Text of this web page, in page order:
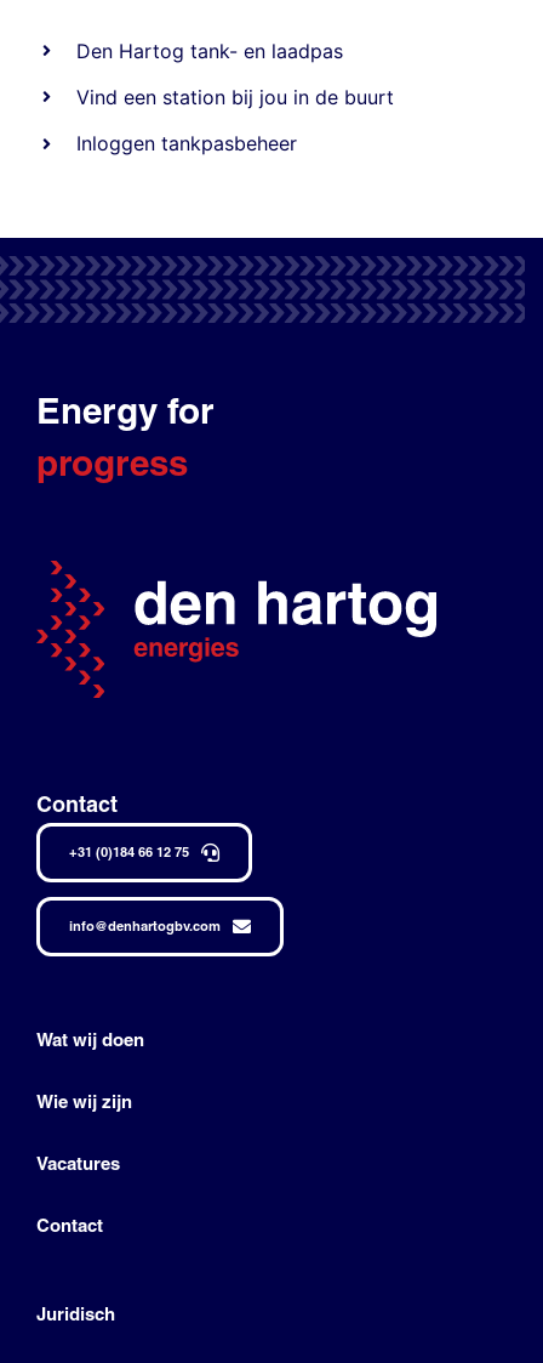
Den Hartog tank- en laadpas
Vind een station bij jou in de buurt
Inloggen tankpasbeheer
Energy for
progress
Contact
+31 (0)184 66 12 75
info@denhartogbv.com
Wat wij doen
Wie wij zijn
Vacatures
Contact
Juridisch